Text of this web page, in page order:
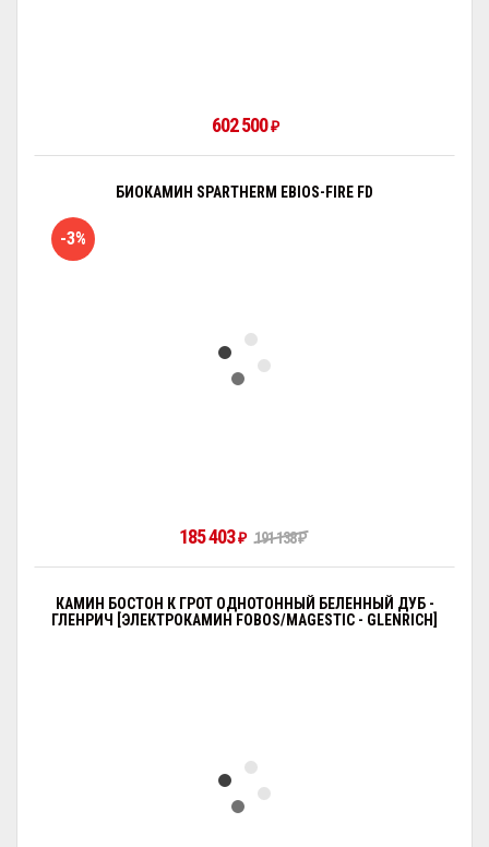
602 500₽
БИОКАМИН SPARTHERM EBIOS-FIRE FD
-3%
185 403₽ 191 138₽
КАМИН БОСТОН К ГРОТ ОДНОТОННЫЙ БЕЛЕННЫЙ ДУБ -
ГЛЕНРИЧ [ЭЛЕКТРОКАМИН FOBOS/MAGESTIC - GLENRICH]